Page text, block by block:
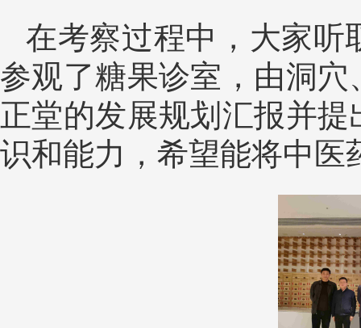
在考察过程中，大家听
参观了糖果诊室，由洞
正堂的发展规划汇报并
识和能力，希望能将中医